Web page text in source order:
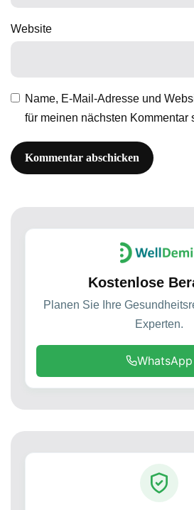
Website
Name, E-Mail-Adresse und
für meinen nächsten Kommentar
Kostenlose
Planen Sie Ihre
Experten.
WhatsApp